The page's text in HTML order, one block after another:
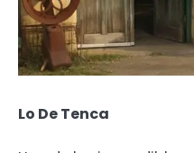
Lo De Tenca